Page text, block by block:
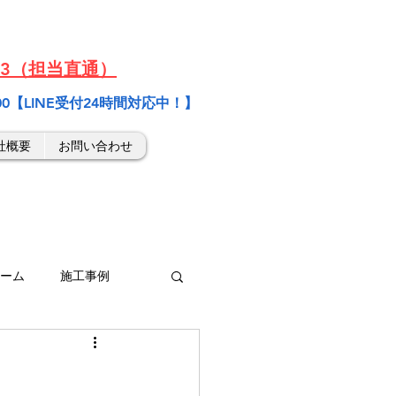
担当直通）
LINE受付24時間対応中！】
概要 お問い合わせ
ム 施工事例